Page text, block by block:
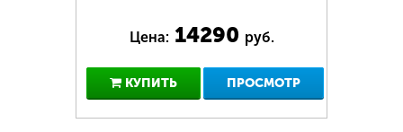
Цена: 14290 руб.
КУПИТЬ ПРОСМОТР